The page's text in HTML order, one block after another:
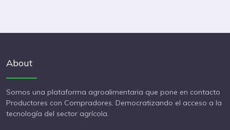
400000 Toneladas
About
Somos una plataforma agroalimentaria que pone en contacto
Productores con Compradores. Democratizando el acceso a la
tecnología del sector agrícola.